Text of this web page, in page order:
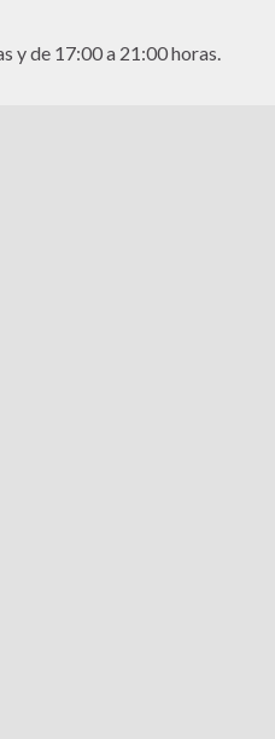
y de 17:00 a 21:00 horas.